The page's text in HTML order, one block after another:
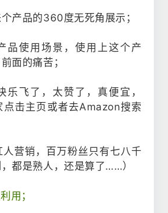
产品的360度无死角展示；
品使用场景，使用上这个产
面的痛苦；
乐飞了，太赞了，真便宜，
点击主页或者去Amazon搜索
人营销，百万粉丝只有七八千
都是熟人，还是算了……）
用；